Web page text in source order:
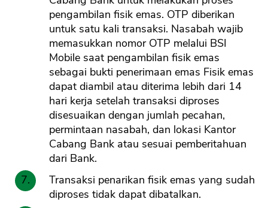
pengambilan fisik emas. OTP diberikan
untuk satu kali transaksi. Nasabah wajib
memasukkan nomor OTP melalui BSI
Mobile saat pengambilan fisik emas
sebagai bukti penerimaan emas Fisik emas
dapat diambil atau diterima lebih dari 14
hari kerja setelah transaksi diproses
disesuaikan dengan jumlah pecahan,
permintaan nasabah, dan lokasi Kantor
Cabang Bank atau sesuai pemberitahuan
dari Bank.
Transaksi penarikan fisik emas yang sudah
diproses tidak dapat dibatalkan.